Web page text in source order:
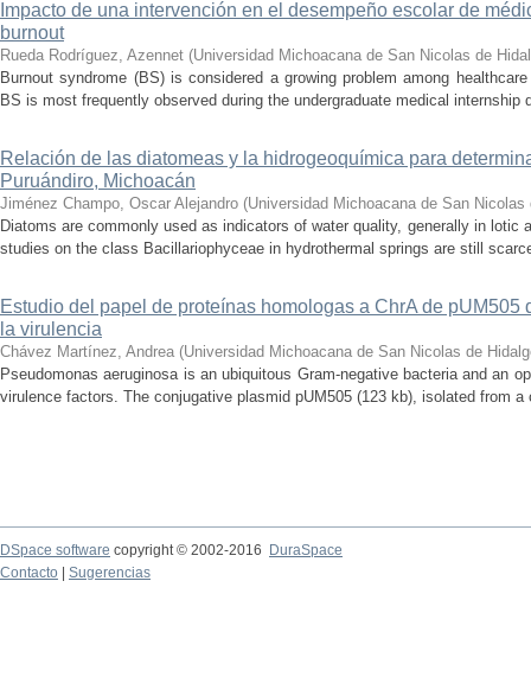
Impacto de una intervención en el desempeño escolar de
burnout
Rueda Rodríguez, Azennet (Universidad Michoacana de San Nicolas de
Burnout syndrome (BS) is considered a growing problem among
BS is most frequently observed during the undergraduate medical
Relación de las diatomeas y la hidrogeoquímica para
Puruándiro, Michoacán
Jiménez Champo, Oscar Alejandro (Universidad Michoacana de San Nicolas
Diatoms are commonly used as indicators of water quality, generally in
studies on the class Bacillariophyceae in hydrothermal springs are still
Estudio del papel de proteínas homologas a ChrA de
la virulencia
Chávez Martínez, Andrea (Universidad Michoacana de San Nicolas de
Pseudomonas aeruginosa is an ubiquitous Gram-negative bacteria and an
virulence factors. The conjugative plasmid pUM505 (123 kb), isolated from
DSpace software copyright © 2002-2016
DuraSpace
Contacto
Sugerencias